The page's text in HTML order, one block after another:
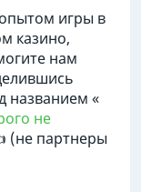
игры в
казино,
нам
названием «
не
(не партнеры